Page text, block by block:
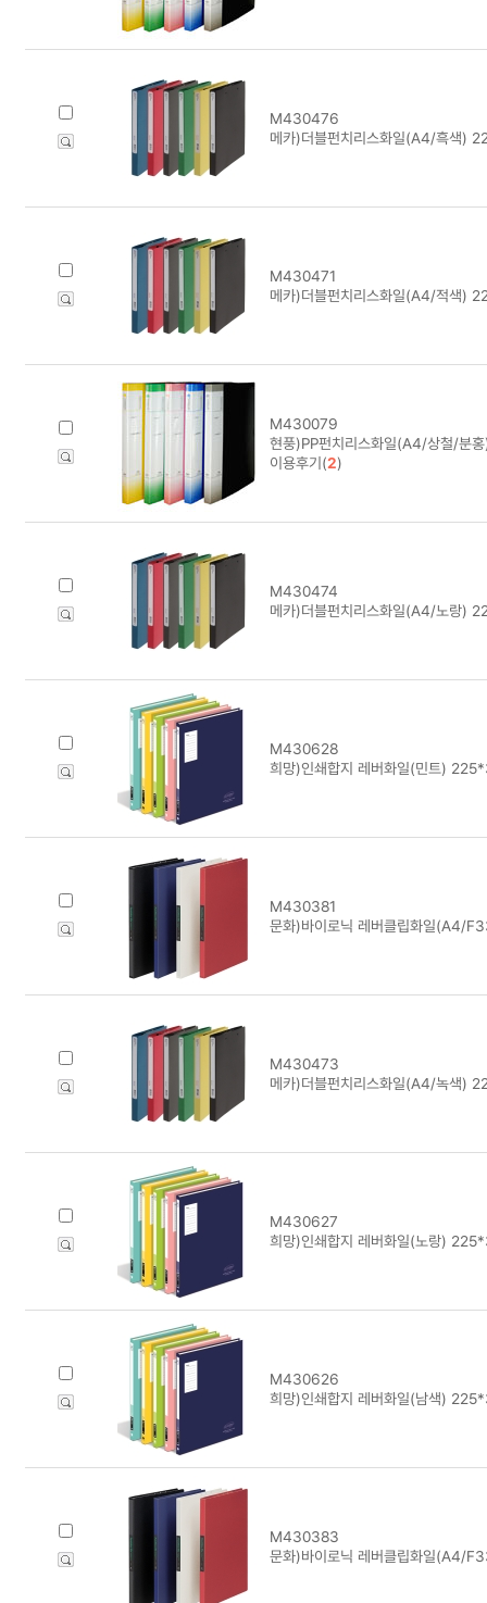
M430476
메카)더블펀치리스화일(A4/흑색)
M430471
메카)더블펀치리스화일(A4/적색)
M430079
현풍)PP펀치리스화일(A4/상철/분
이용후기(2)
M430474
메카)더블펀치리스화일(A4/노랑)
M430628
희망)인쇄합지 레버화일(민트)
M430381
문화)바이로닉 레버클립화일(A4/
M430473
메카)더블펀치리스화일(A4/녹색)
M430627
희망)인쇄합지 레버화일(노랑)
M430626
희망)인쇄합지 레버화일(남색)
M430383
문화)바이로닉 레버클립화일(A4/